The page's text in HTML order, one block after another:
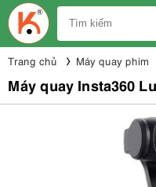
Trang chủ Máy quay phim
Máy quay Insta360